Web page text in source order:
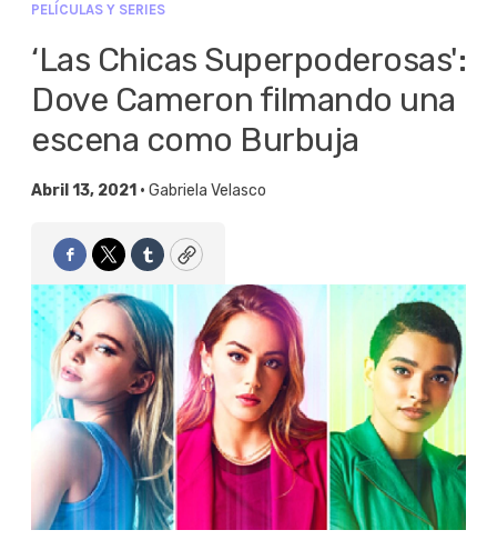
PELÍCULAS Y SERIES
‘Las Chicas Superpoderosas':
Dove Cameron filmando una
escena como Burbuja
Abril 13, 2021 • Gabriela Velasco
Facebook
TwitterTumblrCopy